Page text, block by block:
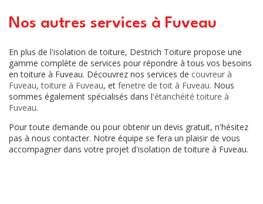
Nos autres services à Fuveau
En plus de l'isolation de toiture, Destrich Toiture propose une
gamme complète de services pour répondre à tous vos besoins
en toiture à Fuveau. Découvrez nos services de couvreur à
Fuveau,toiture à Fuveau, et fenetre de toit à Fuveau. Nous
sommes également spécialisés dans l'étanchéité toiture à
Fuveau.
Pour toute demande ou pour obtenir un devis gratuit, n'hésitez
pas à nous contacter. Notre équipe se fera un plaisir de vous
accompagner dans votre projet d'isolation de toiture à Fuveau.